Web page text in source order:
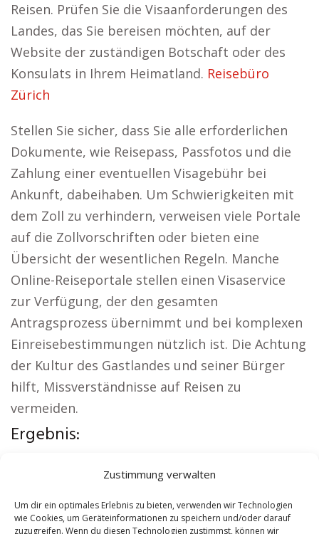
Zustimmung verwalten
Um dir ein optimales Erlebnis zu bieten, verwenden wir Technologien
wie Cookies, um Geräteinformationen zu speichern und/oder darauf
zuzugreifen. Wenn du diesen Technologien zustimmst, können wir
Reisen. Prüfen Sie die Visaanforderungen des
Landes, das Sie bereisen möchten, auf der
Website der zuständigen Botschaft oder des
Konsulats in Ihrem Heimatland. Reisebüro
Zürich
Stellen Sie sicher, dass Sie alle erforderlichen
Dokumente, wie Reisepass, Passfotos und die
Zahlung einer eventuellen Visagebühr bei
Ankunft, dabeihaben. Um Schwierigkeiten mit
dem Zoll zu verhindern, verweisen viele Portale
auf die Zollvorschriften oder bieten eine
Übersicht der wesentlichen Regeln. Manche
Online-Reiseportale stellen einen Visaservice
zur Verfügung, der den gesamten
Antragsprozess übernimmt und bei komplexen
Einreisebestimmungen nützlich ist. Die Achtung
der Kultur des Gastlandes und seiner Bürger
hilft, Missverständnisse auf Reisen zu
vermeiden.
Ergebnis:
Sicherheitsdienst Allstedt
Versicherung Allstedt|Hundeschule Allstedt|
Schamane Allstedt|Reisebüro Allstedt